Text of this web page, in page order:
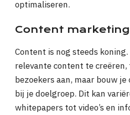
optimaliseren.
Content marketing
Content is nog steeds
relevante content te
bezoekers aan, maar bouw
bij je doelgroep. Dit kan
whitepapers tot video’s en